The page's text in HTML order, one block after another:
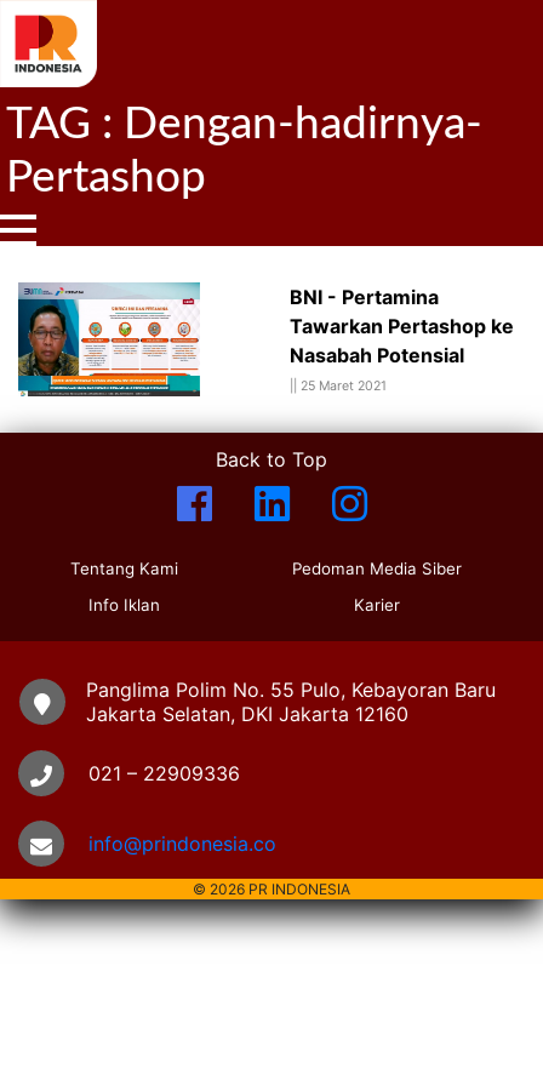
TAG : Dengan-hadirnya-
Pertashop
BNI - Pertamina
Tawarkan Pertashop ke
Nasabah Potensial
25 Maret 2021
Back to Top
Tentang Kami
Info Iklan
Pedoman Media Siber
Karier
Panglima Polim No. 55 Pulo, Kebayoran Baru
Jakarta Selatan, DKI Jakarta 12160
021 – 22909336
info@prindonesia.co
© 2026 PR INDONESIA